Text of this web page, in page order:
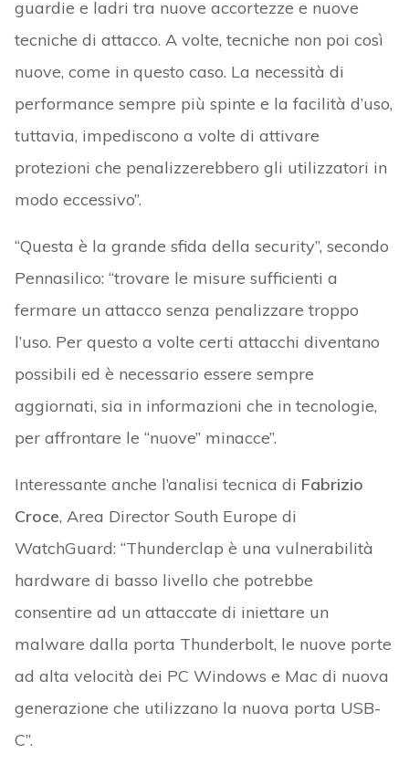
guardie e ladri tra nuove accortezze e nuove
tecniche di attacco. A volte, tecniche non poi così
nuove, come in questo caso. La necessità di
performance sempre più spinte e la facilità d’uso,
tuttavia, impediscono a volte di attivare
protezioni che penalizzerebbero gli utilizzatori in
modo eccessivo”.
“Questa è la grande sfida della security”, secondo
Pennasilico: “trovare le misure sufficienti a
fermare un attacco senza penalizzare troppo
l’uso. Per questo a volte certi attacchi diventano
possibili ed è necessario essere sempre
aggiornati, sia in informazioni che in tecnologie,
per affrontare le “nuove” minacce”.
Interessante anche l’analisi tecnica di Fabrizio
Croce, Area Director South Europe di
WatchGuard: “Thunderclap è una vulnerabilità
hardware di basso livello che potrebbe
consentire ad un attaccate di iniettare un
malware dalla porta Thunderbolt, le nuove porte
ad alta velocità dei PC Windows e Mac di nuova
generazione che utilizzano la nuova porta USB-
C”.